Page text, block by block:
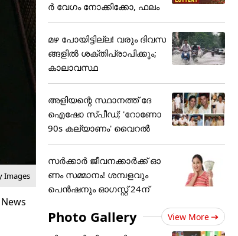
Images
ര്‍ വേഗം നോക്കിക്കോ, ഫലം
മഴ പോയിട്ടില്ല! വരും ദിവസ
ങ്ങളിൽ ശക്തിപ്രാപിക്കും;
കാലാവസ്ഥ
അ‌ളിയന്റെ സ്ഥാനത്ത് ദേ
ഐഷോ സ്പീഡ്; ​'റോണോ
90s കല്യാണം' വൈറൽ
സർക്കാർ ജീവനക്കാർക്ക് ഓ
ണം സമ്മാനം! ശമ്പളവും
പെൻഷനും ഓഗസ്റ്റ് 24ന്
Photo Gallery View More